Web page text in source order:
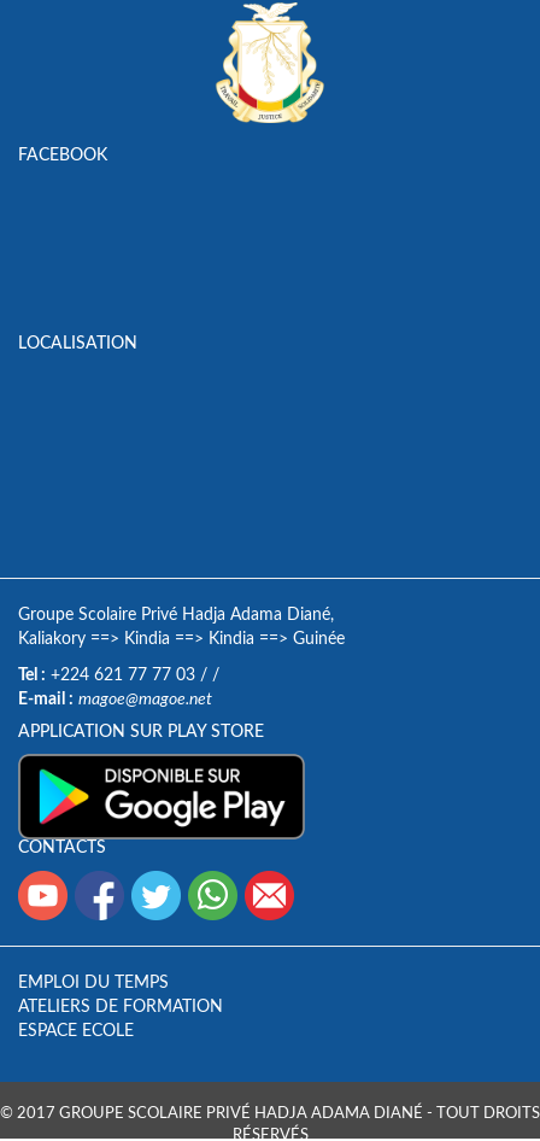
FACEBOOK
LOCALISATION
Groupe Scolaire Privé Hadja Adama Diané,
Kaliakory ==> Kindia ==> Kindia ==> Guinée
Tel : +224 621 77 77 03 / /
E-mail : magoe@magoe.net
APPLICATION SUR PLAY STORE
CONTACTS
EMPLOI DU TEMPS
ATELIERS DE FORMATION
ESPACE ECOLE
© 2017 GROUPE SCOLAIRE PRIVÉ HADJA ADAMA DIANÉ - TOUT DROITS
RÉSERVÉS